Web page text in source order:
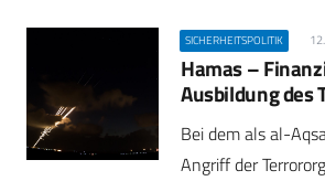
SICHERHEITSPOLITIK
Hamas –
Ausbildung des
Bei dem als al-
Angriff der